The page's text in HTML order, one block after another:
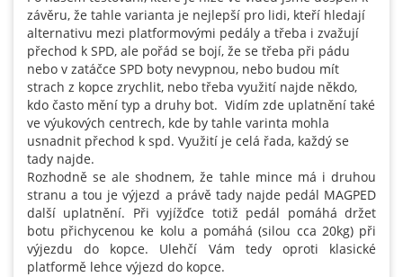
závěru, že tahle varianta je nejlepší pro lidi, kteří hledají
alternativu mezi platformovými pedály a třeba i zvažují
přechod k SPD, ale pořád se bojí, že se třeba při pádu
nebo v zatáčce SPD boty nevypnou, nebo budou mít
strach z kopce zrychlit, nebo třeba využití najde někdo,
kdo často mění typ a druhy bot. Vidím zde uplatnění také
ve výukových centrech, kde by tahle varinta mohla
usnadnit přechod k spd. Využití je celá řada, každý se
tady najde.
Rozhodně se ale shodnem, že tahle mince má i druhou
stranu a tou je výjezd a právě tady najde pedál MAGPED
další uplatnění. Při vyjížďce totiž pedál pomáhá držet
botu přichycenou ke kolu a pomáhá (silou cca 20kg) při
výjezdu do kopce. Ulehčí Vám tedy oproti klasické
platformě lehce výjezd do kopce.